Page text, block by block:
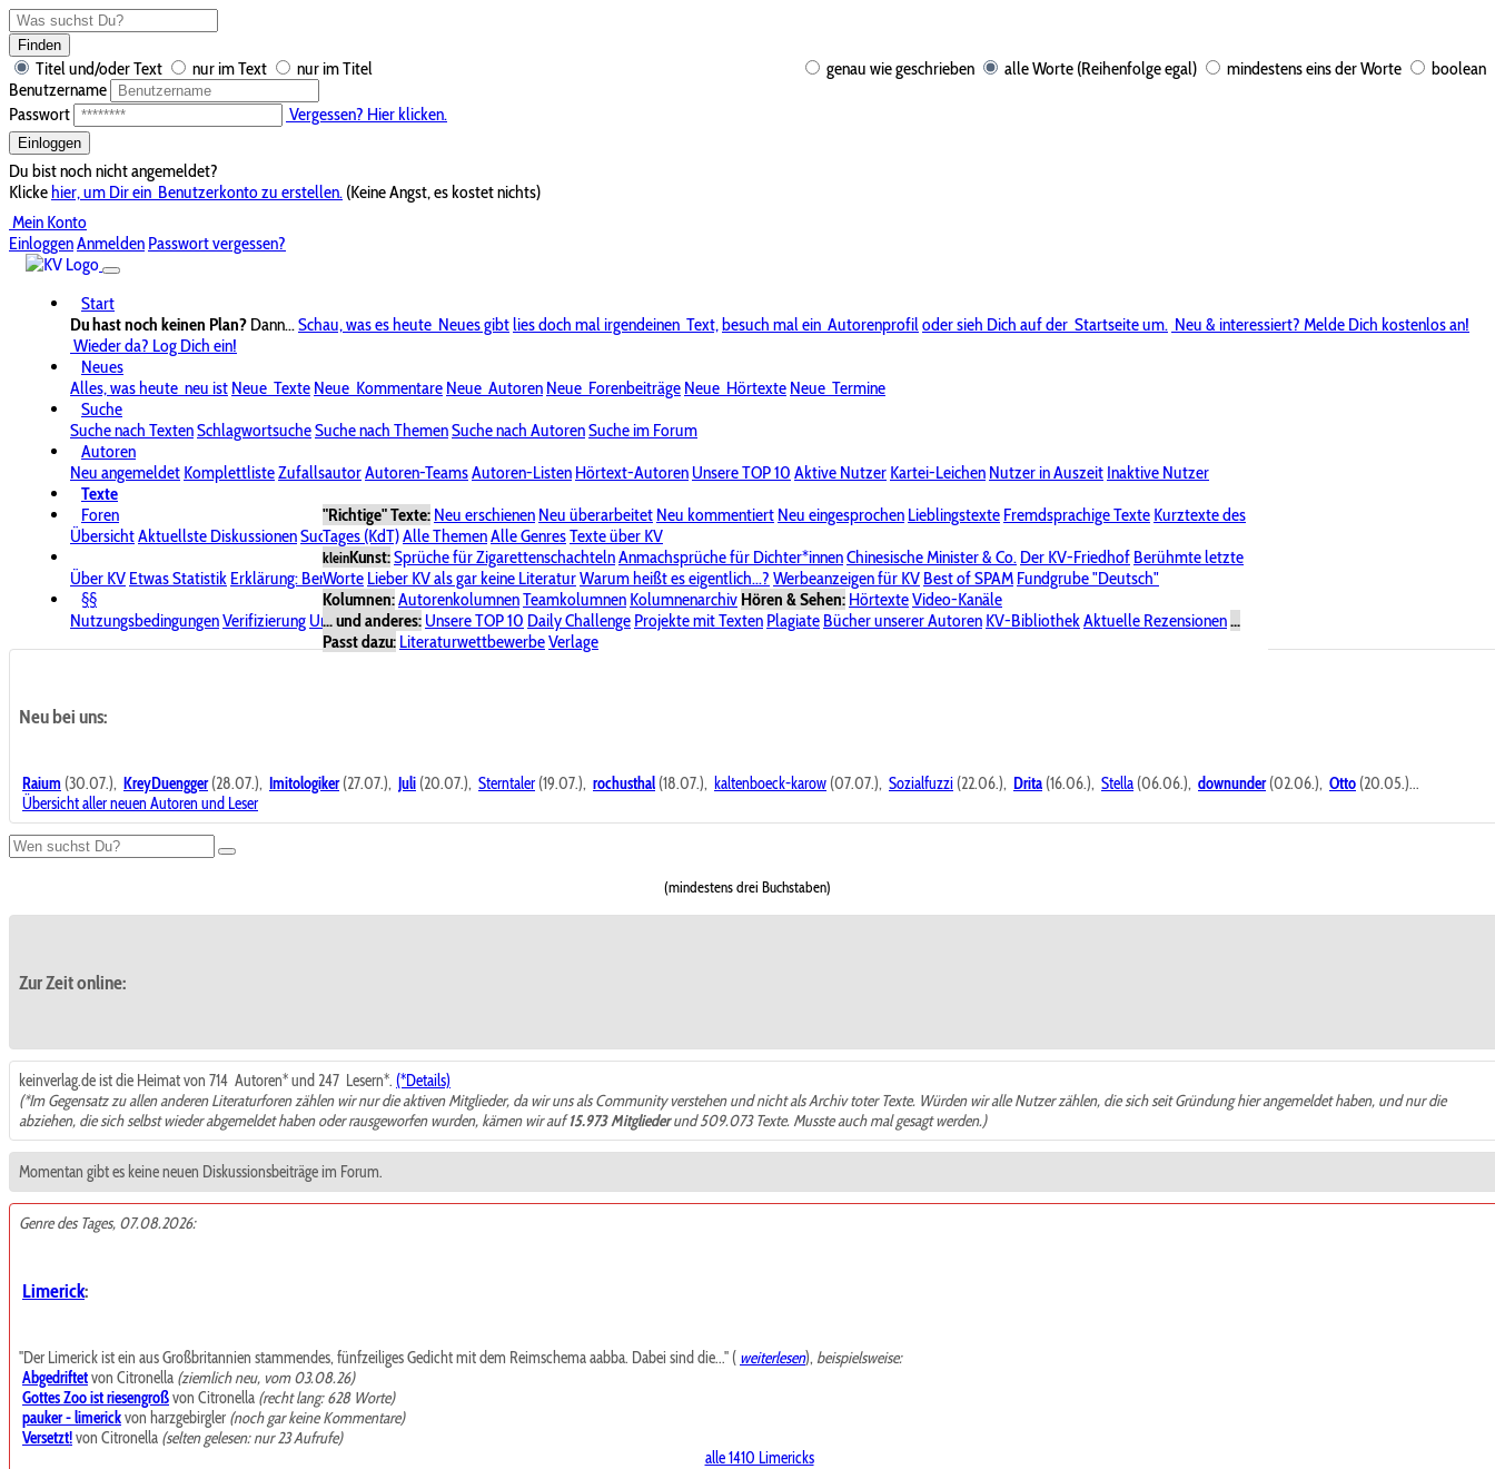
Finden
genau wie geschrieben alle Worte (Reihenfolge egal) mindestens eins der Worte boolean
Titel und/oder Text nur im Text
nur im Titel
Benutzername
Passwort
Vergessen? Hier klicken.
Einloggen
Du bist noch nicht angemeldet?
Klickehier, um Dir ein Benutzerkonto zu erstellen. (Keine Angst, es kostet nichts)
Mein Konto
EinloggenAnmelden Passwort vergessen?
Start
Du hast noch keinen Plan? Dann...Schau, was es heute Neues gibtlies doch mal irgendeinen Text,besuch mal ein Autorenprofiloder sieh Dich auf der Startseite um. Neu & interessiert? Melde Dich kostenlos an!
Wieder da? Log Dich ein!
Neues
Alles, was heute neu ist Neue Texte Neue Kommentare Neue Autoren Neue Forenbeiträge Neue Hörtexte Neue Termine
Suche
Suche nach TextenSchlagwortsucheSuche nach ThemenSuche nach AutorenSuche im Forum
Autoren
Neu angemeldet KomplettlisteZufallsautorAutoren-TeamsAutoren-Listen Hörtext-Autoren Unsere TOP 10 Aktive Nutzer Kartei-Leichen Nutzer in Auszeit Inaktive Nutzer
Texte
"Richtige" Texte: Neu erschienen Neu überarbeitet Neu kommentiert Neu eingesprochen Lieblingstexte Fremdsprachige Texte Kurztexte des
Tages (KdT)Alle ThemenAlle GenresTexte über KV
kleinKunst:Sprüche für ZigarettenschachtelnAnmachsprüche für Dichter*innenChinesische Minister & Co. Der KV-Friedhof Berühmte letzte
Worte Lieber KV als gar keine LiteraturWarum heißt es eigentlich...? Werbeanzeigen für KV Best of SPAM Fundgrube "Deutsch"
Kolumnen:AutorenkolumnenTeamkolumnen Kolumnenarchiv Hören & Sehen: HörtexteVideo-Kanäle
... und anderes: Unsere TOP 10 Daily Challenge Projekte mit Texten Plagiate Bücher unserer Autoren KV-BibliothekAktuelle Rezensionen...
Passt dazu: LiteraturwettbewerbeVerlage
Foren
ÜbersichtAktuellste DiskussionenSuche im ForumBereich "KV-Board"Bereich "Literatur & Schreiberei"
Über KV Etwas Statistik Erklärung: BenutzersymboleSpende für KV Unsere SpenderlisteAlle Wege führen zu KVPasswort vergessen?
§§
NutzungsbedingungenVerifizierung UrheberrechtAvatare & BilderStalkingDatenschutzerklärungImpressum
Neu bei uns:
Raium (30.07.), KreyDuengger(28.07.), Imitologiker(27.07.), Juli (20.07.), Sterntaler (19.07.), rochusthal (18.07.), kaltenboeck-karow (07.07.), Sozialfuzzi (22.06.), Drita (16.06.), Stella (06.06.), downunder(02.06.), Otto (20.05.)...
Übersicht aller neuen Autoren und Leser
(mindestens drei Buchstaben)
Zur Zeit online:
keinverlag.de ist die Heimat von 714 Autoren* und 247 Lesern*. (*Details)
(*Im Gegensatz zu allen anderen Literaturforen zählen wir nur die aktiven Mitglieder, da wir uns als Community verstehen und nicht als Archiv toter Texte. Würden wir alle Nutzer zählen, die sich seit Gründung hier angemeldet haben, und nur die
abziehen, die sich selbst wieder abgemeldet haben oder rausgeworfen wurden, kämen wir auf15.973 Mitgliederund 509.073 Texte. Musste auch mal gesagt werden.)
Momentan gibt es keine neuen Diskussionsbeiträge im Forum.
Genre des Tages, 07.08.2026:
Limerick:
"Der Limerick ist ein aus Großbritannien stammendes, fünfzeiliges Gedicht mit dem Reimschema aabba. Dabei sind die..." ( weiterlesen),beispielsweise:
Abgedriftetvon Citronella (ziemlich neu, vom 03.08.26)
Gottes Zoo ist riesengroßvon Citronella (recht lang: 628 Worte)
pauker - limerickvon harzgebirgler (noch gar keine Kommentare)
Versetzt!von Citronella (selten gelesen: nur 23 Aufrufe)
alle 1410 Limericks